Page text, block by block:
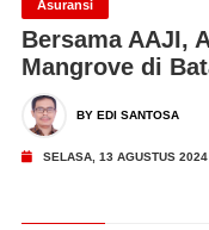
Asuransi
Bersama AAJI,
Mangrove di
BY EDI SANTOSA
SELASA, 13 AGUSTUS 2024